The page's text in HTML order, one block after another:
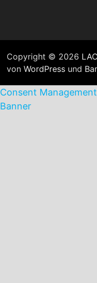
Copyright © 2026
von WordPressund
Consent
Banner